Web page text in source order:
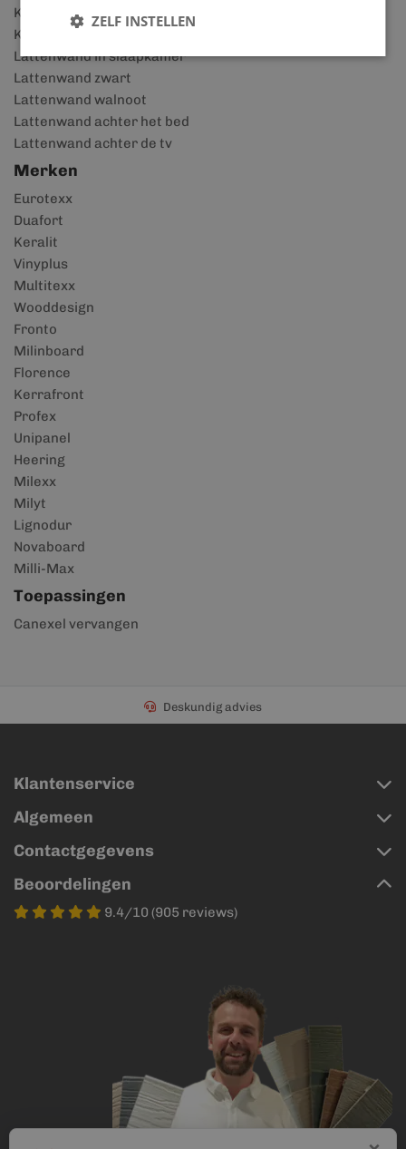
Kunststof blokhut
Kunststof overkappingen
Lattenwand in slaapkamer
Lattenwand zwart
Lattenwand walnoot
Lattenwand achter het bed
Lattenwand achter de tv
Merken
Eurotexx
Duafort
Keralit
Vinyplus
Multitexx
Wooddesign
Fronto
Milinboard
Florence
Kerrafront
Profex
Unipanel
Heering
Milexx
Milyt
Lignodur
Novaboard
Milli-Max
Toepassingen
Canexel vervangen
Deskundig advies
Klantenservice
Algemeen
Contactgegevens
Beoordelingen
9.4/10 (905 reviews)
ZELF INSTELLEN